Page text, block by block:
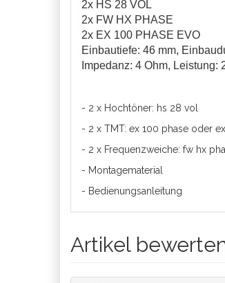
2x HS 28 VOL
2x FW HX PHASE
2x EX 100 PHASE EVO
Einbautiefe: 46 mm,
Impedanz: 4 Ohm, Leistung:
- 2 x Hochtöner: hs 28 vol
- 2 x TMT: ex 100 phase oder
- 2 x Frequenzweiche: fw hx
- Montagematerial
- Bedienungsanleitung
Artikel